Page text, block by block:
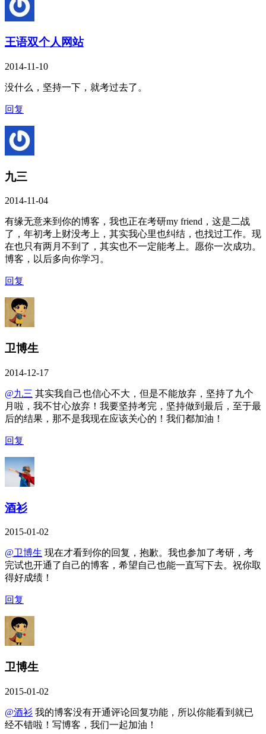
王语双个人网站
2014-11-10
没什么，坚持一下，就考过去了。
回复
九三
2014-11-04
有缘无意来到你的博客，我也正在考研my friend，这是二战
了，年初考上财没考上，其实我心里也纠结，也找过工作。现
在也只有两月不到了，其实也不一定能考上。愿你一次成功。
博客，以后多向你学习。
回复
卫博生
2014-12-17
@九三 其实我自己也信心不大，但是不能放弃，坚持了九个
月啦，我不甘心放弃！我要坚持考完，坚持做到最后，至于最
后的结果，那不是我现在应该关心的！我们都加油！
回复
酒衫
2015-01-02
@卫博生 现在才看到你的回复，抱歉。我也参加了考研，考
完试也开通了自己的博客，希望自己也能一直写下去。祝你取
得好成绩！
回复
卫博生
2015-01-02
@酒衫 我的博客没有开通评论回复功能，所以你能看到就已
经不错啦！写博客，我们一起加油！